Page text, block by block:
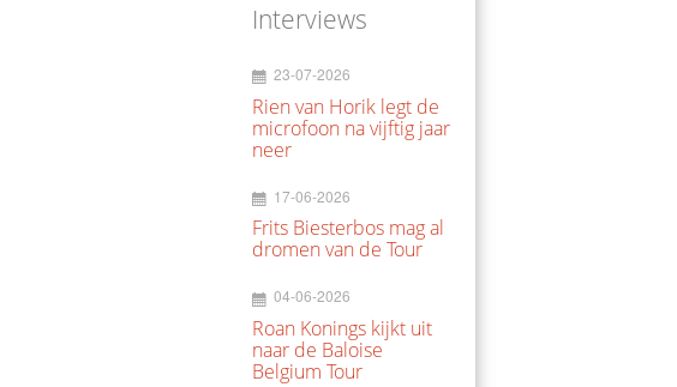
Interviews
23-07-2026
Rien van Horik legt de
microfoon na vijftig jaar
neer
17-06-2026
Frits Biesterbos mag al
dromen van de Tour
04-06-2026
Roan Konings kijkt uit
naar de Baloise
Belgium Tour